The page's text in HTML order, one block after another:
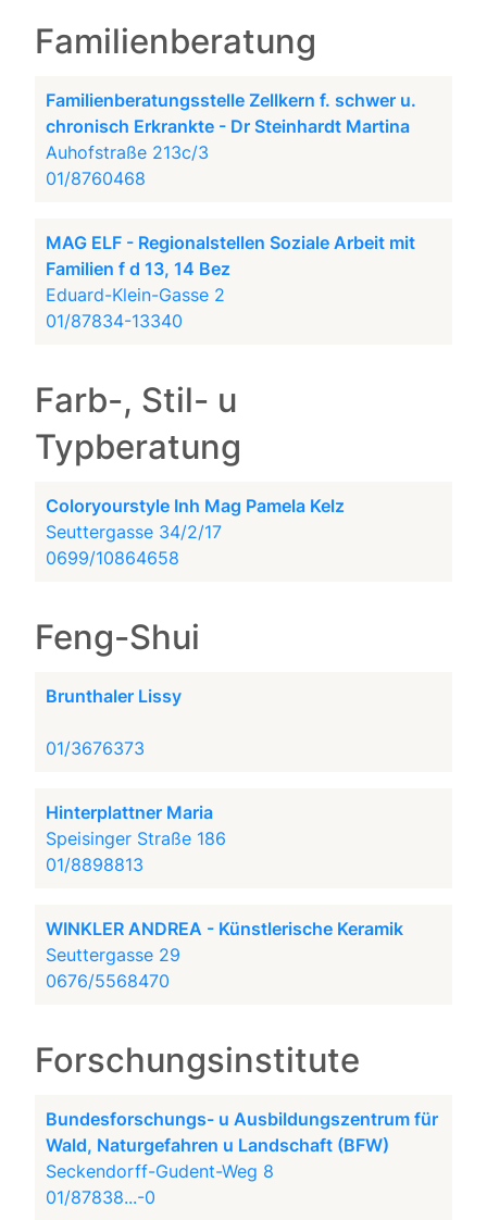
Familienberatung
Familienberatungsstelle Zellkern f. schwer u.
chronisch Erkrankte - Dr Steinhardt Martina
Auhofstraße 213c/3
01/8760468
MAG ELF - Regionalstellen Soziale Arbeit mit
Familien f d 13, 14 Bez
Eduard-Klein-Gasse 2
01/87834-13340
Farb-, Stil- u
Typberatung
Coloryourstyle Inh Mag Pamela Kelz
Seuttergasse 34/2/17
0699/10864658
Feng-Shui
Brunthaler Lissy
01/3676373
Hinterplattner Maria
Speisinger Straße 186
01/8898813
WINKLER ANDREA - Künstlerische Keramik
Seuttergasse 29
0676/5568470
Forschungsinstitute
Bundesforschungs- u Ausbildungszentrum für
Wald, Naturgefahren u Landschaft (BFW)
Seckendorff-Gudent-Weg 8
01/87838...-0